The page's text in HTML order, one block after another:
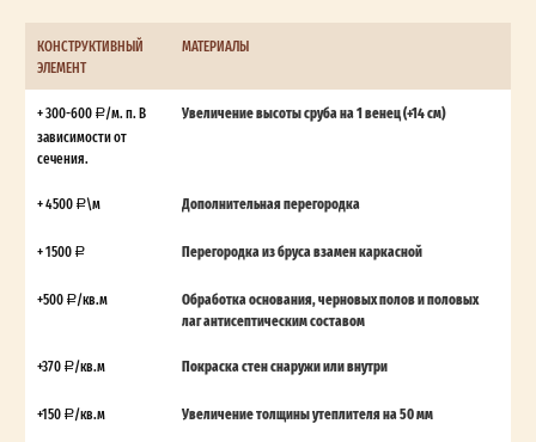
КОНСТРУКТИВНЫЙ
ЭЛЕМЕНТ
МАТЕРИАЛЫ
+ 300-600
/м. п. В
зависимости от
сечения.
Увеличение высоты сруба на 1 венец (+14 см)
+ 4500 \м Дополнительная перегородка
+ 1500 Перегородка из бруса взамен каркасной
+500 /кв.м
Обработка основания, черновых полов и половых
лаг антисептическим составом
+370 /кв.м Покраска стен снаружи или внутри
+150 /кв.м Увеличение толщины утеплителя на 50 мм